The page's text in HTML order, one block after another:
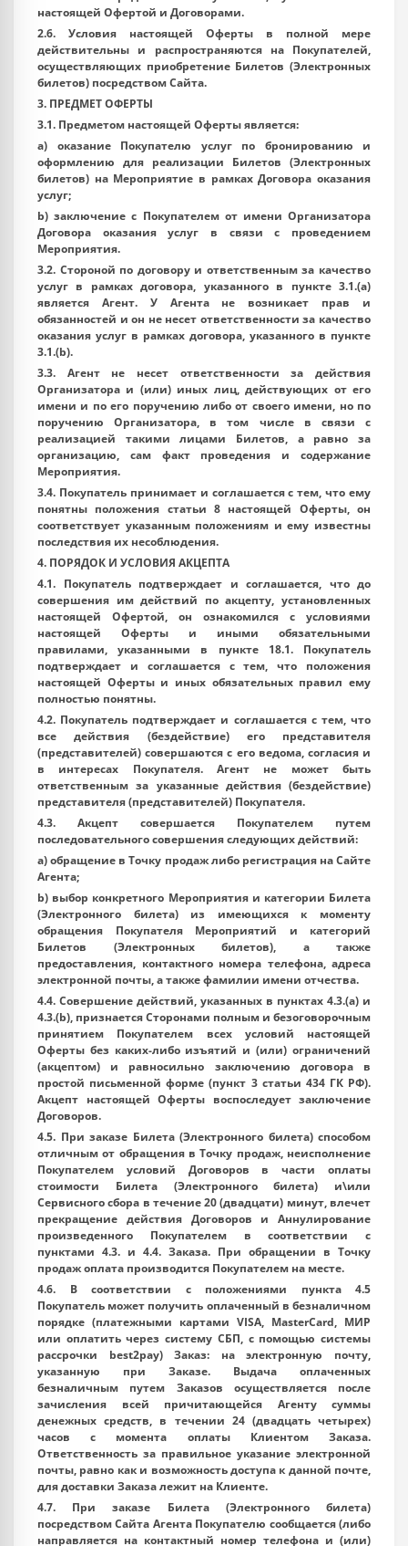
настоящей Офертой и Договорами.
2.6. Условия настоящей Оферты в полной мере
действительны и распространяются на Покупателей,
осуществляющих приобретение Билетов (Электронных
билетов) посредством Сайта.
3. ПРЕДМЕТ ОФЕРТЫ
3.1. Предметом настоящей Оферты является:
a) оказание Покупателю услуг по бронированию и
оформлению для реализации Билетов (Электронных
билетов) на Мероприятие в рамках Договора оказания
услуг;
b) заключение с Покупателем от имени Организатора
Договора оказания услуг в связи с проведением
Мероприятия.
3.2. Стороной по договору и ответственным за качество
услуг в рамках договора, указанного в пункте 3.1.(а)
является Агент. У Агента не возникает прав и
обязанностей и он не несет ответственности за качество
оказания услуг в рамках договора, указанного в пункте
3.1.(b).
3.3. Агент не несет ответственности за действия
Организатора и (или) иных лиц, действующих от его
имени и по его поручению либо от своего имени, но по
поручению Организатора, в том числе в связи с
реализацией такими лицами Билетов, а равно за
организацию, сам факт проведения и содержание
Мероприятия.
3.4. Покупатель принимает и соглашается с тем, что ему
понятны положения статьи 8 настоящей Оферты, он
соответствует указанным положениям и ему известны
последствия их несоблюдения.
4. ПОРЯДОК И УСЛОВИЯ АКЦЕПТА
4.1. Покупатель подтверждает и соглашается, что до
совершения им действий по акцепту, установленных
настоящей Офертой, он ознакомился с условиями
настоящей Оферты и иными обязательными
правилами, указанными в пункте 18.1. Покупатель
подтверждает и соглашается с тем, что положения
настоящей Оферты и иных обязательных правил ему
полностью понятны.
4.2. Покупатель подтверждает и соглашается с тем, что
все действия (бездействие) его представителя
(представителей) совершаются с его ведома, согласия и
в интересах Покупателя. Агент не может быть
ответственным за указанные действия (бездействие)
представителя (представителей) Покупателя.
4.3. Акцепт совершается Покупателем путем
последовательного совершения следующих действий:
a) обращение в Точку продаж либо регистрация на Сайте
Агента;
b) выбор конкретного Мероприятия и категории Билета
(Электронного билета) из имеющихся к моменту
обращения Покупателя Мероприятий и категорий
Билетов (Электронных билетов), а также
предоставления, контактного номера телефона, адреса
электронной почты, а также фамилии имени отчества.
4.4. Совершение действий, указанных в пунктах 4.3.(a) и
4.3.(b), признается Сторонами полным и безоговорочным
принятием Покупателем всех условий настоящей
Оферты без каких-либо изъятий и (или) ограничений
(акцептом) и равносильно заключению договора в
простой письменной форме (пункт 3 статьи 434 ГК РФ).
Акцепт настоящей Оферты воспоследует заключение
Договоров.
4.5. При заказе Билета (Электронного билета) способом
отличным от обращения в Точку продаж, неисполнение
Покупателем условий Договоров в части оплаты
стоимости Билета (Электронного билета) и\или
Сервисного сбора в течение 20 (двадцати) минут, влечет
прекращение действия Договоров и Аннулирование
произведенного Покупателем в соответствии с
пунктами 4.3. и 4.4. Заказа. При обращении в Точку
продаж оплата производится Покупателем на месте.
4.6. В соответствии с положениями пункта 4.5
Покупатель может получить оплаченный в безналичном
порядке (платежными картами VISA, MasterСard, МИР
или оплатить через систему СБП, с помощью системы
рассрочки best2pay) Заказ: на электронную почту,
указанную при Заказе. Выдача оплаченных
безналичным путем Заказов осуществляется после
зачисления всей причитающейся Агенту суммы
денежных средств, в течении 24 (двадцать четырех)
часов с момента оплаты Клиентом Заказа.
Ответственность за правильное указание электронной
почты, равно как и возможность доступа к данной почте,
для доставки Заказа лежит на Клиенте.
4.7. При заказе Билета (Электронного билета)
посредством Сайта Агента Покупателю сообщается (либо
направляется на контактный номер телефона и (или)